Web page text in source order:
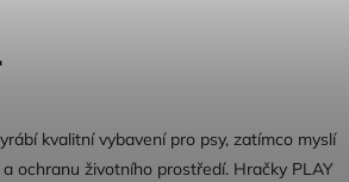
kvalitní vybavení pro psy, zatímco myslí
ochranu životního prostředí. Hračky PLAY